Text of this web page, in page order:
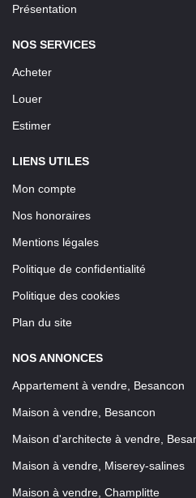
Présentation
NOS SERVICES
Acheter
Louer
Estimer
LIENS UTILES
Mon compte
Nos honoraires
Mentions légales
Politique de confidentialité
Politique des cookies
Plan du site
NOS ANNONCES
Appartement à vendre, Besancon
Maison à vendre, Besancon
Maison d'architecte à vendre,
Maison à vendre, Miserey-salines
Maison à vendre, Champlitte